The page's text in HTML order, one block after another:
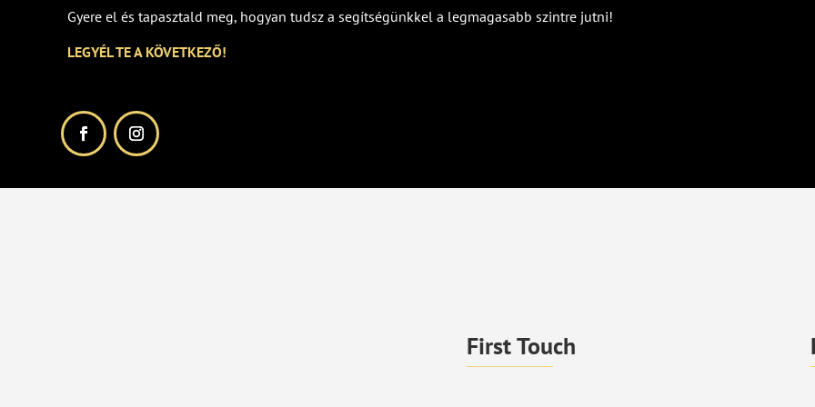
Gyere el és tapasztald meg, hogyan tudsz a segítségünkkel a legmagasabb szintre jutni!
LEGYÉL TE A KÖVETKEZŐ!
First Touch